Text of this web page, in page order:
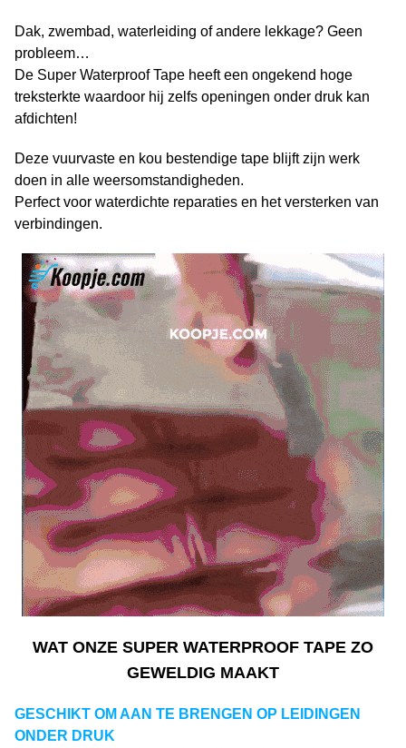
Dak, zwembad, waterleiding of andere lekkage? Geen
probleem…
De Super Waterproof Tape heeft een ongekend hoge
treksterkte waardoor hij zelfs openingen onder druk kan
afdichten!
Deze vuurvaste en kou bestendige tape blijft zijn werk
doen in alle weersomstandigheden.
Perfect voor waterdichte reparaties en het versterken van
verbindingen.
WAT ONZE SUPER WATERPROOF TAPE ZO
GEWELDIG MAAKT
GESCHIKT OM AAN TE BRENGEN OP LEIDINGEN
ONDER DRUK